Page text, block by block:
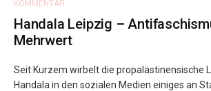
KOMMENTAR
Handala Leipzig –
Mehrwert
Seit Kurzem wirbelt die propalästinensische
Handala in den sozialen Medien einiges an